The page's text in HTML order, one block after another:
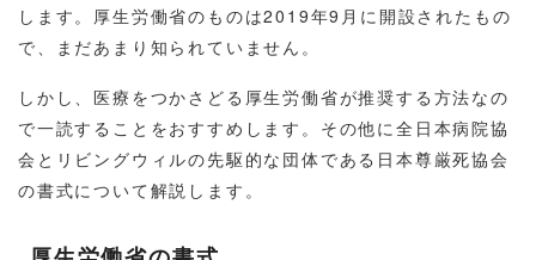
します。厚生労働省のものは2019年9月に開設されたもの
で、まだあまり知られていません。
しかし、医療をつかさどる厚生労働省が推奨する方法なの
で一読することをおすすめします。その他に全日本病院協
会とリビングウィルの先駆的な団体である日本尊厳死協会
の書式について解説します。